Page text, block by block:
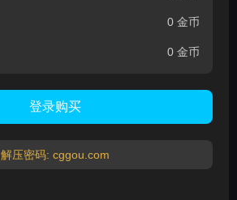
0 金币
0 金币
登录购买
解压密码: cggou.com